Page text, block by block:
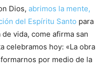
Dios, abrimos la mente,
del Espíritu Santo para
vida, come afirma san
celebramos hoy: «La obra
por medio de la